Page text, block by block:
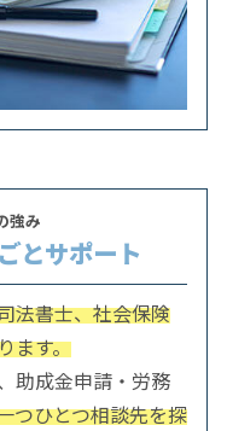
強み
とサポート
法書士、社会保険
ます。
助成金申請・労務
つひとつ相談先を探